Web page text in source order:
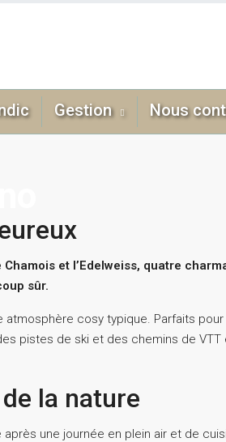
Gestion Nous
et l’Edelweiss, quatre
sûr.
cosy typique. Parfaits
pistes de ski et des chemins de VTT
la nature
une journée en plein air et de